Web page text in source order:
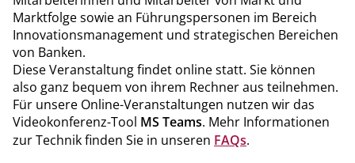
Marktfolge sowie an Führungspersonen im Bereich
Innovationsmanagement und strategischen Bereichen
von Banken.
Diese Veranstaltung findet online statt. Sie können
also ganz bequem von ihrem Rechner aus teilnehmen.
Für unsere Online-Veranstaltungen nutzen wir das
Videokonferenz-Tool MS Teams. Mehr Informationen
zur Technik finden Sie in unseren FAQs.